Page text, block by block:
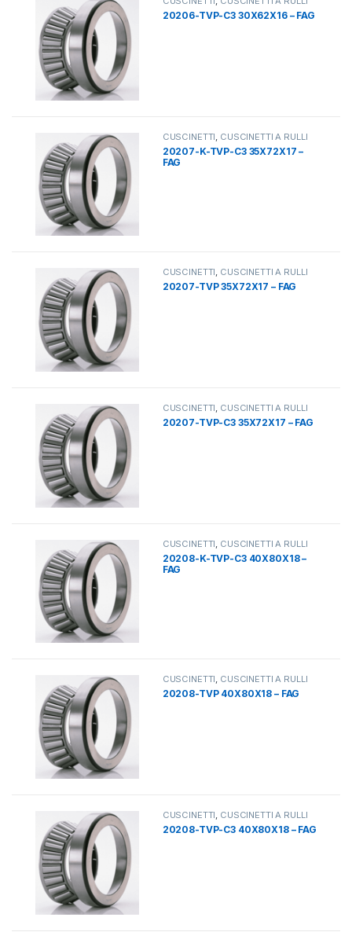
20206-TVP-C3 30X62X16 – FAG
CUSCINETTI CUSCINETTI A RULLI
20207-K-TVP-C3 35X72X17 –
FAG
CUSCINETTI, CUSCINETTI A RULLI
20207-TVP 35X72X17 – FAG
CUSCINETTI, CUSCINETTI A RULLI
20207-TVP-C3 35X72X17 – FAG
CUSCINETTI CUSCINETTI A RULLI
20208-K-TVP-C3 40X80X18 –
FAG
CUSCINETTI, CUSCINETTI A RULLI
20208-TVP 40X80X18 – FAG
CUSCINETTI, CUSCINETTI A RULLI
20208-TVP-C3 40X80X18 – FAG